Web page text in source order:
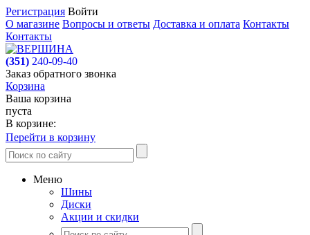
Регистрация Войти
О магазине Вопросы и ответы Доставка и оплата Контакты
Контакты
(351) 240-09-40
Заказ обратного звонка
Корзина
Ваша корзина
пуста
В корзине:
Перейти в корзину
Меню
Шины
Диски
Акции и скидки